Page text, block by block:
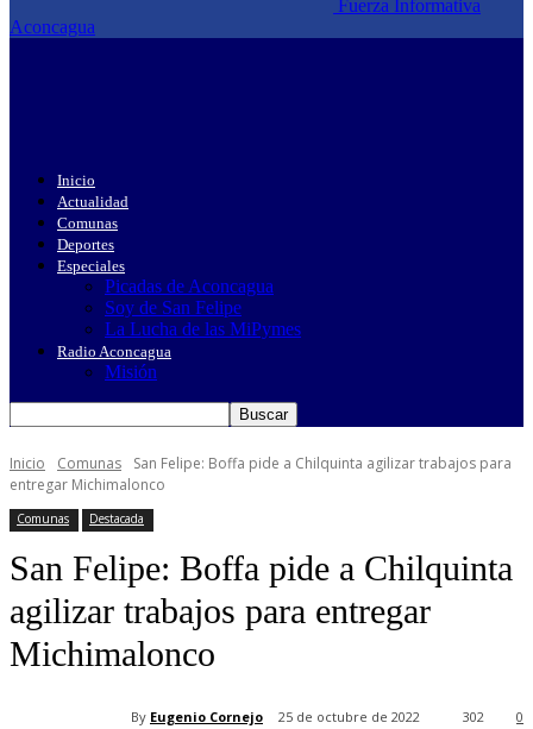
Fuerza Informativa
Aconcagua
Inicio
Actualidad
Comunas
Deportes
Especiales
Picadas de Aconcagua
Soy de San Felipe
La Lucha de las MiPymes
Radio Aconcagua
Misión
Inicio Comunas
San Felipe: Boffa pide a Chilquinta agilizar trabajos para
entregar Michimalonco
Comunas Destacada
San Felipe: Boffa pide a Chilquinta
agilizar trabajos para entregar
Michimalonco
By Eugenio Cornejo 25 de octubre de 2022 0
302